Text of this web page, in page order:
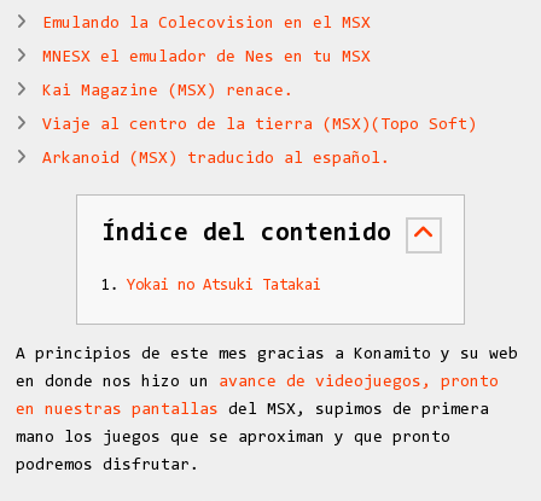
Emulando la Colecovision en el MSX
MNESX el emulador de Nes en tu MSX
Kai Magazine (MSX) renace.
Viaje al centro de la tierra (MSX)(Topo Soft)
Arkanoid (MSX) traducido al español.
Índice del contenido
Yokai no Atsuki Tatakai
A principios de este mes gracias a Konamito y su web
en donde nos hizo un avance de videojuegos, pronto
en nuestras pantallas
del MSX, supimos de primera
mano los juegos que se aproximan y que pronto
podremos disfrutar.